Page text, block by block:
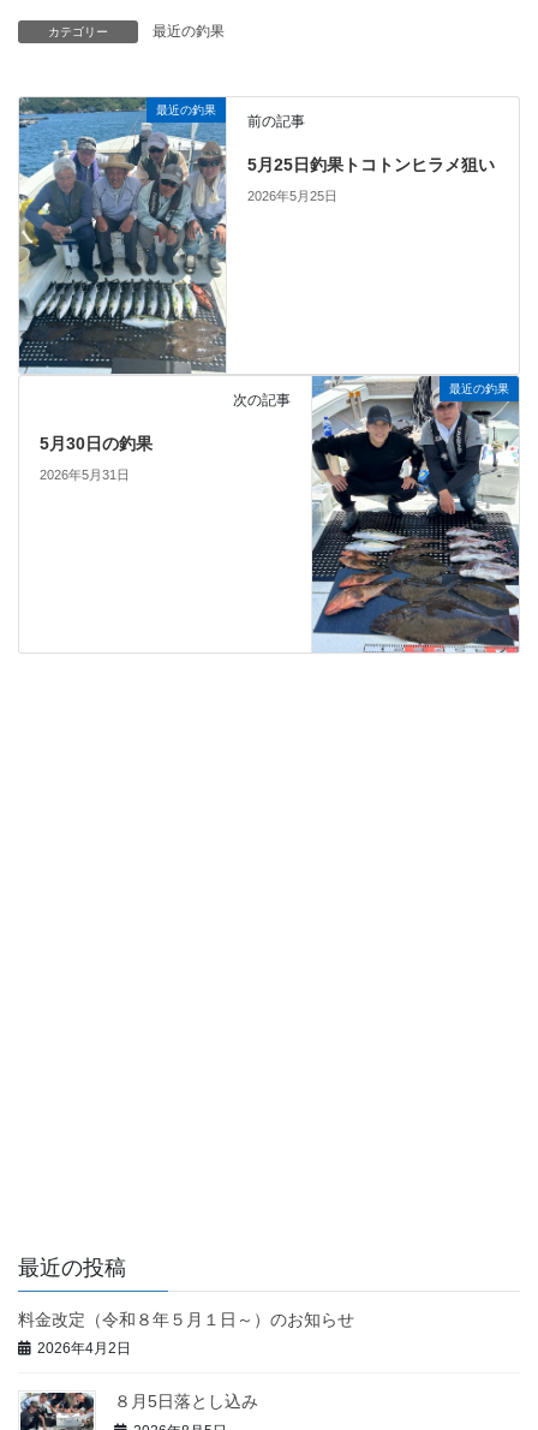
カテゴリー 最近の釣果
最近の釣果
前の記事
5月25日釣果トコトンヒラメ狙い
2026年5月25日
最近の釣果
次の記事
5月30日の釣果
2026年5月31日
最近の投稿
料金改定（令和８年５月１日～）のお知らせ
2026年4月2日
８月5日落とし込み